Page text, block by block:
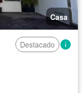
Casa
Destacado